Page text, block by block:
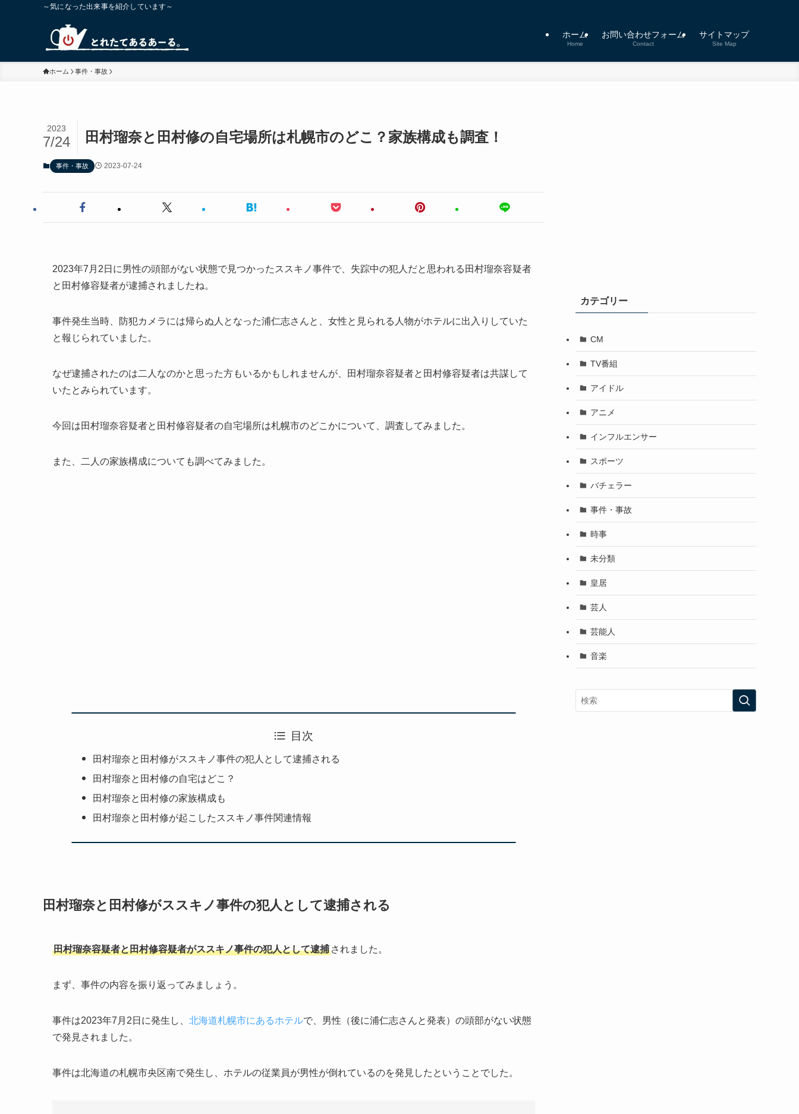
～気になった出来事を紹介しています～
ホーム
Home
お問い合わせフォーム
Contact
サイトマップ
Site Map
ホーム 事件・事故
田村瑠奈と田村修の自宅場所は札幌市のどこ？家族構成も調査！
2023
7/24
事件・事故 2023-07-24
2023年7月2日に男性の頭部がない状態で見つかったススキノ事件で、失踪中の犯人だと思われる田村瑠奈容疑者
と田村修容疑者が逮捕されましたね。
事件発生当時、防犯カメラには帰らぬ人となった浦仁志さんと、女性と見られる人物がホテルに出入りしていた
と報じられていました。
なぜ逮捕されたのは二人なのかと思った方もいるかもしれませんが、田村瑠奈容疑者と田村修容疑者は共謀して
いたとみられています。
今回は田村瑠奈容疑者と田村修容疑者の自宅場所は札幌市のどこかについて、調査してみました。
また、二人の家族構成についても調べてみました。
目次
田村瑠奈と田村修がススキノ事件の犯人として逮捕される
田村瑠奈と田村修の自宅はどこ？
田村瑠奈と田村修の家族構成も
田村瑠奈と田村修が起こしたススキノ事件関連情報
田村瑠奈と田村修がススキノ事件の犯人として逮捕される
田村瑠奈容疑者と田村修容疑者がススキノ事件の犯人として逮捕 されました。
まず、事件の内容を振り返ってみましょう。
事件は2023年7月2日に発生し、 北海道札幌市にあるホテルで、男性（後に浦仁志さんと発表）の頭部がない状態
で発見されました。
事件は北海道の札幌市央区南で発生し、ホテルの従業員が男性が倒れているのを発見したということでした。
カテゴリー
CM
TV番組
アイドル
アニメ
インフルエンサー
スポーツ
バチェラー
事件・事故
時事
未分類
皇居
芸人
芸能人
音楽